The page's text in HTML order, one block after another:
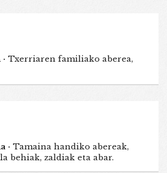
Txerriaren familiako aberea,
· Tamaina handiko abereak,
behiak, zaldiak eta abar.